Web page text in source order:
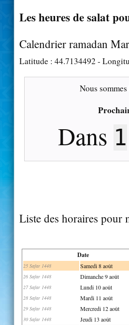
Les heures de salat
Calendrier ramadan
Latitude : 44.7134492 -
Nous
Dans 1
Liste des horaires pour
Date
25 Safar 1448 Samedi 8 août
26 Safar 1448 Dimanche 9 août
27 Safar 1448 Lundi 10 août
28 Safar 1448 Mardi 11 août
29 Safar 1448 Mercredi 12 août
30 Safar 1448 Jeudi 13 août